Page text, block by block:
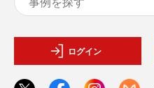
ログイン